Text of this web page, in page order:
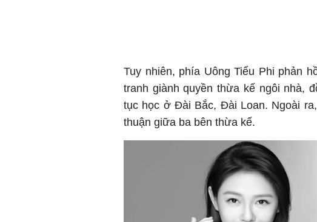
Tuy nhiên, phía Uông Tiểu Phi phản
tranh giành quyền thừa kế ngôi nhà,
tục học ở Đài Bắc, Đài Loan. Ngoài
thuận giữa ba bên thừa kế.